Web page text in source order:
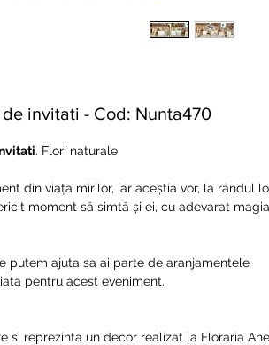
invitati - Cod: Nunta470
. Flori naturale
din viața mirilor, iar aceștia vor, la rândul
moment să simtă și ei, cu adevarat magia
putem ajuta sa ai parte de aranjamentele
pentru acest eveniment.
si reprezinta un decor realizat la Floraria